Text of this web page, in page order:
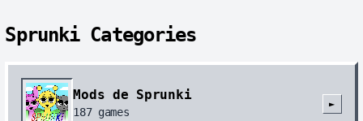
Sprunki Categories
Mods de Sprunki
187games
►